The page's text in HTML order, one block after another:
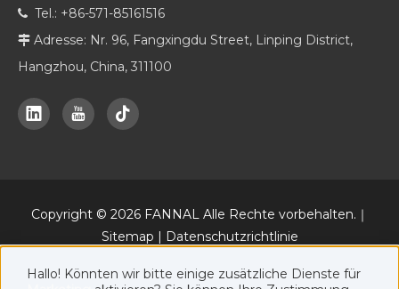
 Tel.: +86-571-85161516
 Adresse: Nr. 96, Fangxingdu Street, Linping District,
Hangzhou, China, 311100
Copyright © 2026FANNAL Alle Rechte vorbehalten.｜
Sitemap | Datenschutzrichtlinie
www.fannal.com.
Hallo! Könnten wir bitte einige zusätzliche Dienste für